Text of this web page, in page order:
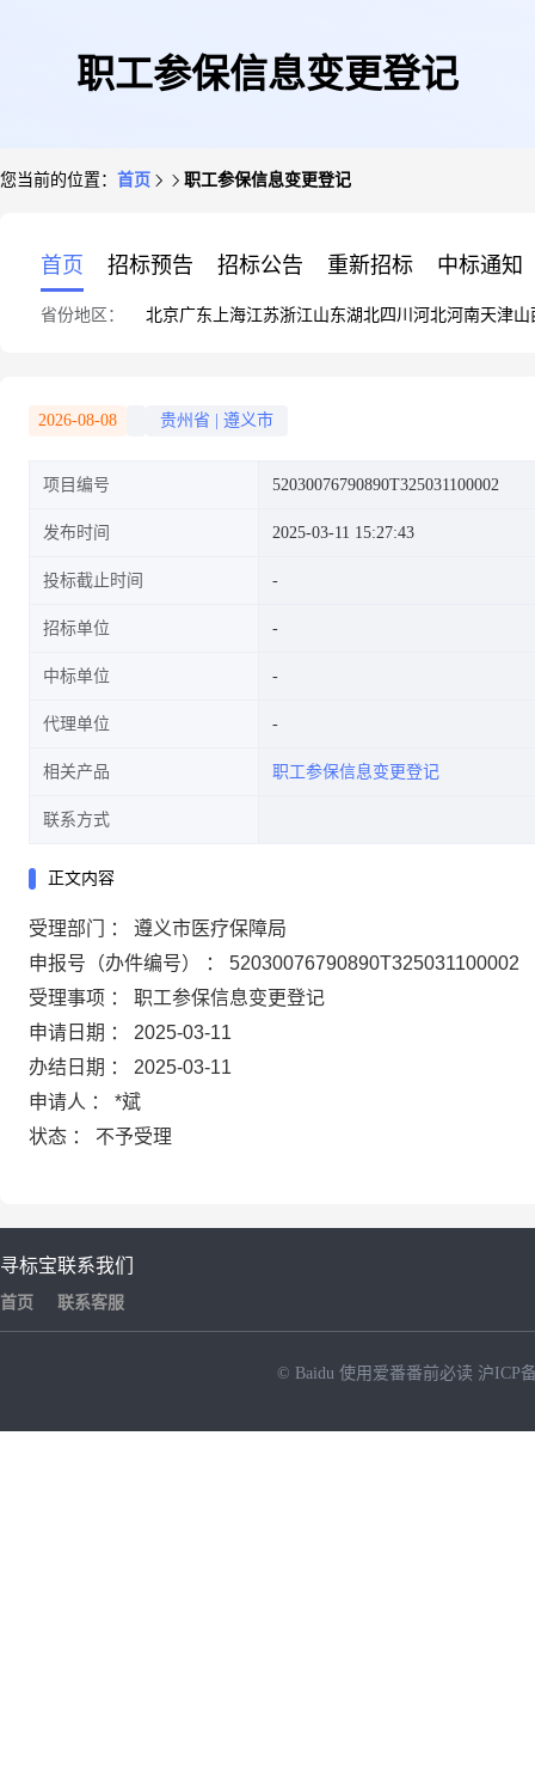
职工参保信息变更登记
您当前的位置： 首页 职工参保信息变更登记
首页 招标预告 招标公告 重新招标 中标通知
省份地区： 北京广东 上海江苏浙江山东湖北四川 河北河南天津山
2026-08-08 贵州省 遵义市
项目编号 52030076790890T325031100002
发布时间 2025-03-11 15:27:43
投标截止时间
招标单位
中标单位
代理单位
相关产品 职工参保信息变更登记
联系方式
正文内容
受理部门 ： 遵义市医疗保障局
申报号（办件编号） ： 52030076790890T325031100002
受理事项 ： 职工参保信息变更登记
申请日期 ： 2025-03-11
办结日期 ： 2025-03-11
申请人 ： *斌
状态 ： 不予受理
寻标宝
首页
联系我们
联系客服
© Baidu 使用爱番番前必读 沪ICP